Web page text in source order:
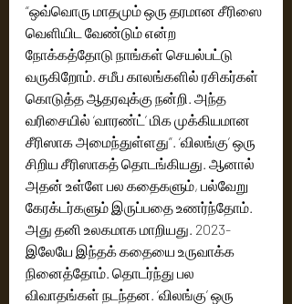
“ஒவ்வொரு மாதமும் ஒரு தரமான சீரிஸை
வெளியிட வேண்டும் என்ற
நோக்கத்தோடு நாங்கள் செயல்பட்டு
வருகிறோம். சமீப காலங்களில் ரசிகர்கள்
கொடுத்த ஆதரவுக்கு நன்றி. அந்த
வரிசையில் ‘வாரண்ட்’ மிக முக்கியமான
சீரிஸாக அமைந்துள்ளது”. ‘விலங்கு’ ஒரு
சிறிய சீரிஸாகத் தொடங்கியது. ஆனால்
அதன் உள்ளே பல கதைகளும், பல்வேறு
கேரக்டர்களும் இருப்பதை உணர்ந்தோம்.
அது தனி உலகமாக மாறியது. 2023-
இலேயே இந்தக் கதையை உருவாக்க
நினைத்தோம். தொடர்ந்து பல
விவாதங்கள் நடந்தன. ‘விலங்கு’ ஒரு